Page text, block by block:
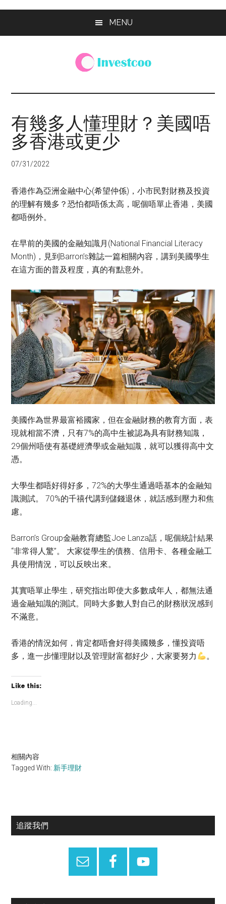
MENU
Investcoo
個
活
化
的
投
網
站
有幾多人懂理財？美國唔
多香港或更少
07/31/2022
香港作為亞洲金融中心(希望仲係)，小市民對財務及投資
的理解有幾多？恐怕都唔係太高，呢個唔單止香港，美國
都唔例外。
在早前的美國的金融知識月(National Financial Literacy
Month)，見到Barron’s雜誌一篇相關內容，講到美國學生
在這方面的普及程度，真的有點意外。
美國作為世界最富裕國家，但在金融財務的教育方面，表
現就相當不濟，只有7%的高中生被認為具有財務知識，
29個州唔使有基礎經濟學或金融知識，就可以獲得高中文
憑。
大學生都唔好得好多，72%的大學生通過唔基本的金融知
識測試。 70%的千禧代講到儲錢退休，就話感到壓力和焦
慮。
Barron’s Group金融教育總監Joe Lanza話，呢個統計結果
“非常得人驚”。 大家從學生的債務、信用卡、各種金融工
具使用情況，可以反映出來。
其實唔單止學生，研究指出即使大多數成年人，都無法通
過金融知識的測試。同時大多數人對自己的財務狀況感到
不滿意。
香港的情況如何，肯定都唔會好得美國幾多，懂投資唔
多，進一步懂理財以及管理財富都好少，大家要努力
。
Like this:
Loading...
相關內容
Tagged With: 新手理財
Primary
追蹤我們